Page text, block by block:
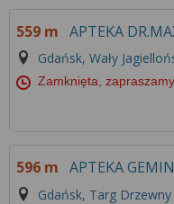
559 m APTEKA
Gdańsk, Wały
Zamknięta,
596 m APTEKA
Gdańsk, Targ